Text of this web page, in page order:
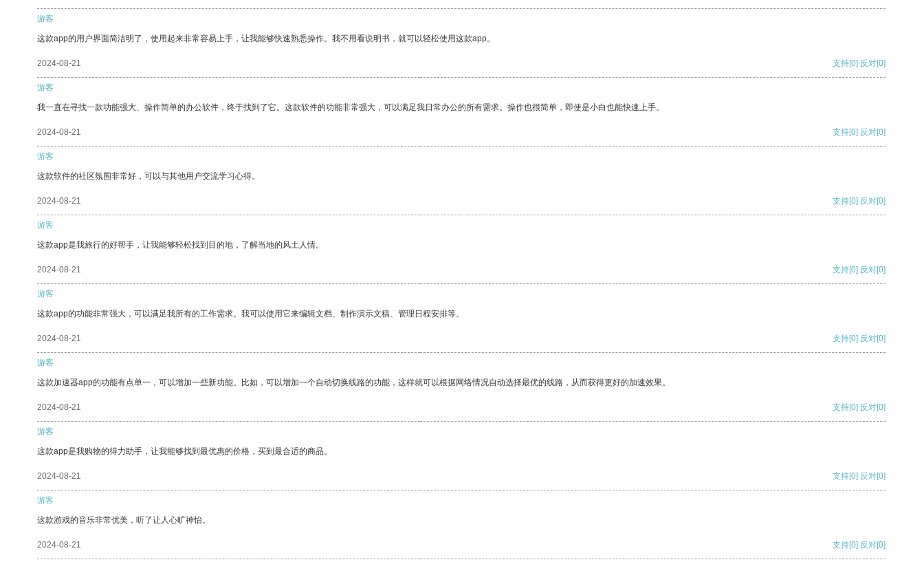
游客
这款app的用户界面简洁明了，使用起来非常容易上手，让我能够快速熟悉操作。我不用看说明书，就可以轻松使用这款app。
2024-08-21 支持[0] 反对[0]
游客
我一直在寻找一款功能强大、操作简单的办公软件，终于找到了它。这款软件的功能非常强大，可以满足我日常办公的所有需求。操作也很简单，即使是小白也能快速上手。
2024-08-21 支持[0] 反对[0]
游客
这款软件的社区氛围非常好，可以与其他用户交流学习心得。
2024-08-21 支持[0] 反对[0]
游客
这款app是我旅行的好帮手，让我能够轻松找到目的地，了解当地的风土人情。
2024-08-21 支持[0] 反对[0]
游客
这款app的功能非常强大，可以满足我所有的工作需求。我可以使用它来编辑文档、制作演示文稿、管理日程安排等。
2024-08-21 支持[0] 反对[0]
游客
这款加速器app的功能有点单一，可以增加一些新功能。比如，可以增加一个自动切换线路的功能，这样就可以根据网络情况自动选择最优的线路，从而获得更好的加速效果。
2024-08-21 支持[0] 反对[0]
游客
这款app是我购物的得力助手，让我能够找到最优惠的价格，买到最合适的商品。
2024-08-21 支持[0] 反对[0]
游客
这款游戏的音乐非常优美，听了让人心旷神怡。
2024-08-21 支持[0] 反对[0]